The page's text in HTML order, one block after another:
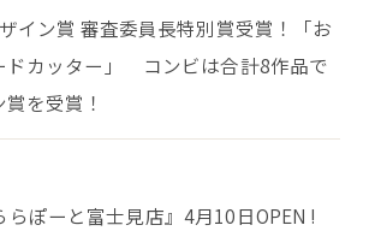
イン賞 審査委員長特別賞受賞！「お
ドカッター」 コンビは合計8作品で
を受賞！
らぽーと富士見店』4月10日OPEN !